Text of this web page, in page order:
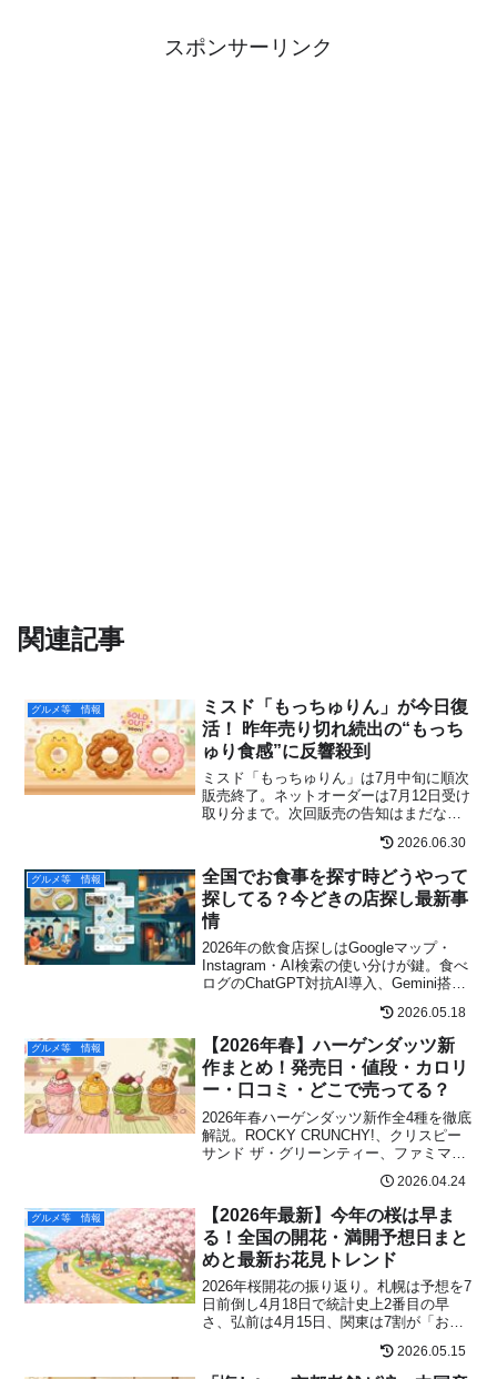
スポンサーリンク
関連記事
グルメ等 情報
ミスド「もっちゅりん」が今日復
活！ 昨年売り切れ続出の“もっち
ゅり食感”に反響殺到
ミスド「もっちゅりん」は7月中旬に順次
販売終了。ネットオーダーは7月12日受け
取り分まで。次回販売の告知はまだな
し。見逃した人向けに最新情報を速報ま
2026.06.30
グルメ等 情報
全国でお食事を探す時どうやって
探してる？今どきの店探し最新事
情
2026年の飲食店探しはGoogleマップ・
Instagram・AI検索の使い分けが鍵。食べ
ログのChatGPT対抗AI導入、Gemini搭載
マップの“勝ち負け”、SNSよりAI検索のほ
うが来店率が高い理由、Instagramハッシ
ュタグ仕様変更まで最新動向を北海道出
張族の現場目線で解説。
2026.05.18
グルメ等 情報
【2026年春】ハーゲンダッツ新
作まとめ！発売日・値段・カロリ
ー・口コミ・どこで売ってる？
2026年春ハーゲンダッツ新作全4種を徹底
解説。ROCKY CRUNCHY!、クリスピー
サンド ザ・グリーンティー、ファミマ限
日・値段・カロリー・口コミ・販売店情
報をまとめました。
2026.04.24
グルメ等 情報
【2026年最新】今年の桜は早ま
る！全国の開花・満開予想日まと
めと最新お花見トレンド
2026年桜開花の振り返り。札幌は予想を7
日前倒し4月18日で統計史上2番目の早
さ、弘前は4月15日、関東は7割が「お花
見ばっちり」と回答。北海道「行ってよ
かった」桜名所ランキングまで、当初予
想と実績を完全照合。
2026.05.15